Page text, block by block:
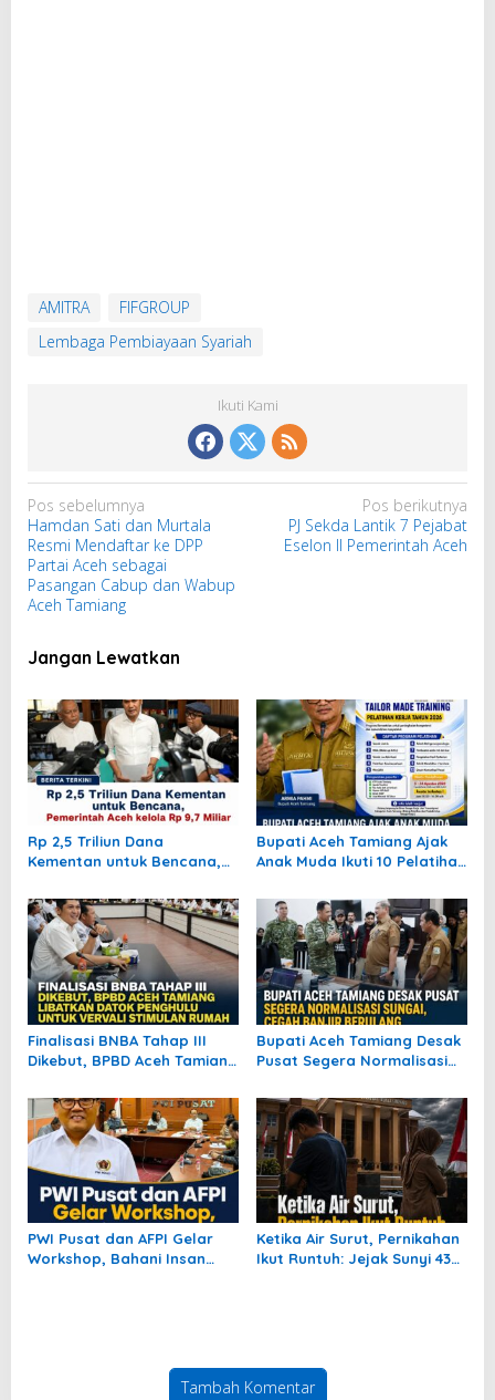
AMITRA
FIFGROUP
Lembaga Pembiayaan Syariah
Ikuti Kami
N
a
v
i
g
a
i
p
o
s
Pos sebelumnya
Hamdan Sati dan Murtala
Resmi Mendaftar ke DPP
Partai Aceh sebagai
Pasangan Cabup dan Wabup
Aceh Tamiang
Pos berikutnya
PJ Sekda Lantik 7 Pejabat
Eselon II Pemerintah Aceh
Jangan Lewatkan
Rp 2,5 Triliun Dana
Kementan untuk Bencana,
9,7 Miliar
Bupati Aceh Tamiang Ajak
Anak Muda Ikuti 10 Pelatihan
Siap Kerja dan
Berwirausaha
Finalisasi BNBA Tahap III
Dikebut, BPBD Aceh Tamiang
untuk Vervali Stimulan
Rumah
Bupati Aceh Tamiang Desak
Pusat Segera Normalisasi
Berulang
PWI Pusat dan AFPI Gelar
Workshop, Bahani Insan
Ketika Air Surut, Pernikahan
Ikut Runtuh: Jejak Sunyi 435
Tambah Komentar